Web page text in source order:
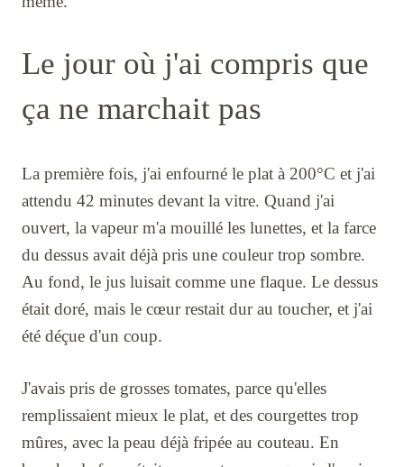
Le jour où j'ai compris que
ça ne marchait pas
La première fois, j'ai enfourné le plat à 200°C et j'ai
attendu 42 minutes devant la vitre. Quand j'ai
ouvert, la vapeur m'a mouillé les lunettes, et la farce
du dessus avait déjà pris une couleur trop sombre.
Au fond, le jus luisait comme une flaque. Le dessus
était doré, mais le cœur restait dur au toucher, et j'ai
été déçue d'un coup.
J'avais pris de grosses tomates, parce qu'elles
remplissaient mieux le plat, et des courgettes trop
mûres, avec la peau déjà fripée au couteau. En